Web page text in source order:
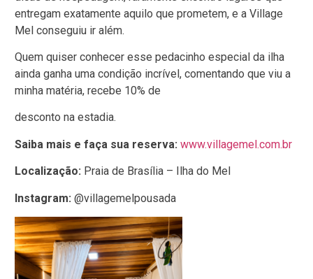
entregam exatamente aquilo que prometem, e a Village
Mel conseguiu ir além.
Quem quiser conhecer esse pedacinho especial da ilha
ainda ganha uma condição incrível, comentando que viu a
minha matéria, recebe 10% de
desconto na estadia.
Saiba mais e faça sua reserva: www.villagemel.com.br
Localização: Praia de Brasília – Ilha do Mel
Instagram: @villagemelpousada